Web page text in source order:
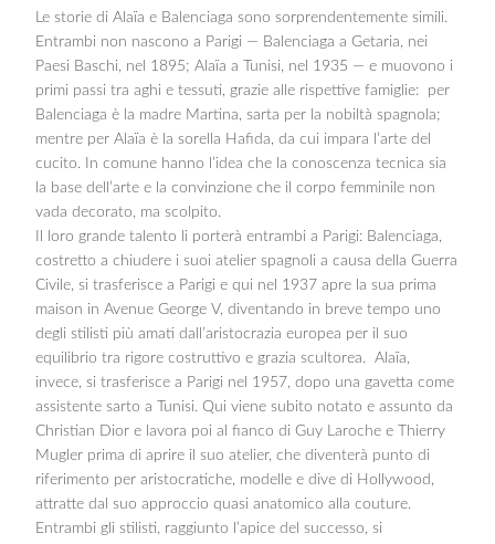
Le storie di Alaïa e Balenciaga sono sorprendentemente simili.
Entrambi non nascono a Parigi — Balenciaga a Getaria, nei
Paesi Baschi, nel 1895; Alaïa a Tunisi, nel 1935 — e muovono i
primi passi tra aghi e tessuti, grazie alle rispettive famiglie: per
Balenciaga è la madre Martina, sarta per la nobiltà spagnola;
mentre per Alaïa è la sorella Hafida, da cui impara l’arte del
cucito. In comune hanno l’idea che la conoscenza tecnica sia
la base dell’arte e la convinzione che il corpo femminile non
vada decorato, ma scolpito.
Il loro grande talento li porterà entrambi a Parigi: Balenciaga,
costretto a chiudere i suoi atelier spagnoli a causa della Guerra
Civile, si trasferisce a Parigi e qui nel 1937 apre la sua prima
maison in Avenue George V, diventando in breve tempo uno
degli stilisti più amati dall’aristocrazia europea per il suo
equilibrio tra rigore costruttivo e grazia scultorea. Alaïa,
invece, si trasferisce a Parigi nel 1957, dopo una gavetta come
assistente sarto a Tunisi. Qui viene subito notato e assunto da
Christian Dior e lavora poi al fianco di Guy Laroche e Thierry
Mugler prima di aprire il suo atelier, che diventerà punto di
riferimento per aristocratiche, modelle e dive di Hollywood,
attratte dal suo approccio quasi anatomico alla couture.
Entrambi gli stilisti, raggiunto l’apice del successo, si